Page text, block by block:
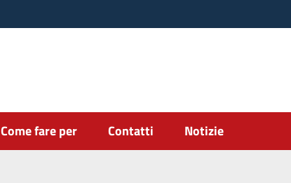
Come fare per Contatti Notizie